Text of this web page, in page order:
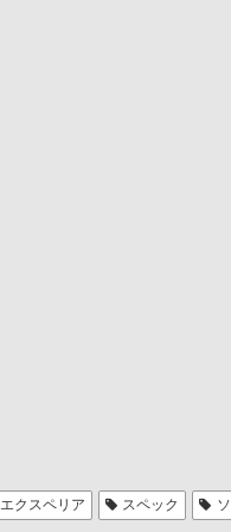
エクスペリア スペック